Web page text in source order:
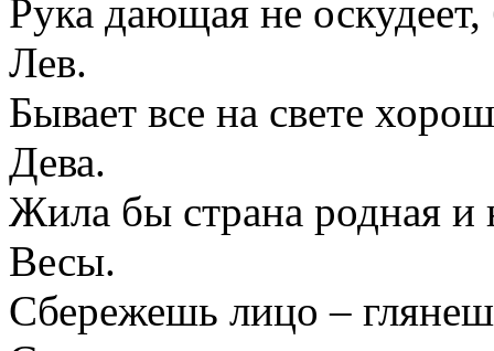
Рука дающая не
Лев.
Бывает все на свете
Дева.
Жила бы страна родная и
Весы.
Сбережешь лицо –